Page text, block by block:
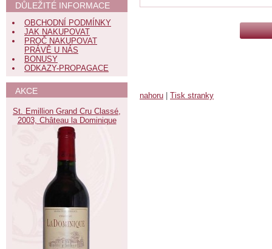
nahoru Tisk stranky
DŮLEŽITÉ INFORMACE
OBCHODNÍ PODMÍNKY
JAK NAKUPOVAT
PROČ NAKUPOVAT
PRÁVĚ U NÁS
BONUSY
ODKAZY-PROPAGACE
AKCE
St. Emillion Grand Cru Classé,
2003, Château la Dominique